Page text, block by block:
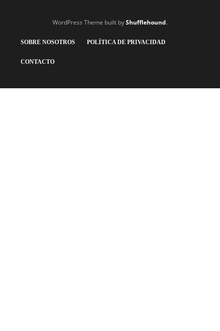
WordPress Theme built byShufflehound.
SOBRE NOSOTROS POLÍTICA DE PRIVACIDAD
CONTACTO